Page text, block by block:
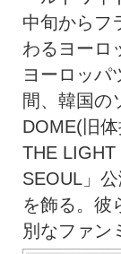
中旬からフ
わるヨーロ
ヨーロッパ
間、韓国の
DOME(旧
THE
SEOUL」
を飾る。彼
別なファン